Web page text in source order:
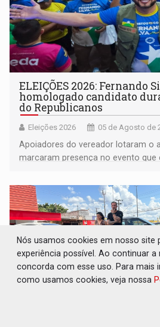
ELEIÇÕES 2026: Fernando
homologado candidato
do Republicanos
Eleições 2026 05 de Agosto de
Apoiadores do vereador lotaram o
marcaram presença no evento que
Nós usamos cookies em nosso
experiência possível. Ao continuar a
concorda com esse uso. Para mais
como usamos cookies, veja nossa